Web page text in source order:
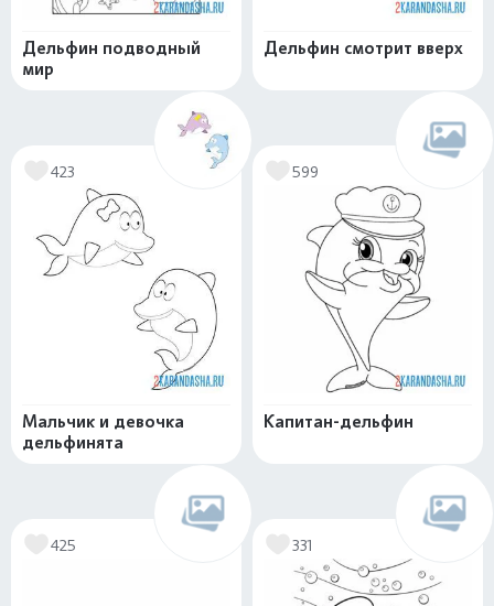
Дельфин подводный
мир
Дельфин смотрит вверх
423
Мальчик и девочка
дельфинята
599
Капитан-дельфин
425 331